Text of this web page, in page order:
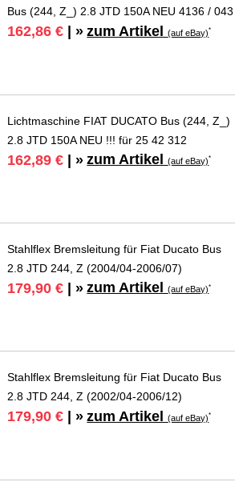
Bus (244, Z_) 2.8 JTD 150A NEU 4136 / 043
162,86 € | » zum Artikel(auf eBay)*
Lichtmaschine FIAT DUCATO Bus (244, Z_)
2.8 JTD 150A NEU !!! für 25 42 312
162,89 € | » zum Artikel(auf eBay)*
Stahlflex Bremsleitung für Fiat Ducato Bus
2.8 JTD 244, Z (2004/04-2006/07)
179,90 € | » zum Artikel(auf eBay)*
Stahlflex Bremsleitung für Fiat Ducato Bus
2.8 JTD 244, Z (2002/04-2006/12)
179,90 € | » zum Artikel(auf eBay)*